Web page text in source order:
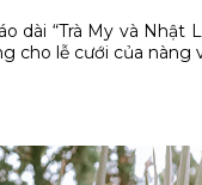
dài “Trà My và Nhật